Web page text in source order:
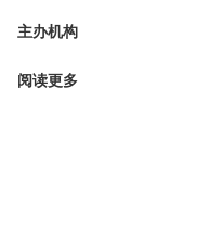
主办机构
阅读更多